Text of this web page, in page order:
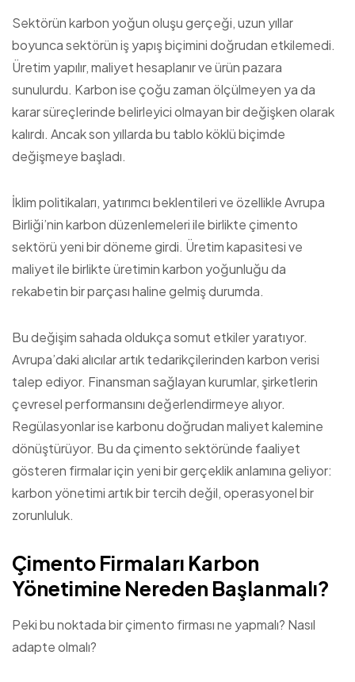
Sektörün karbon yoğun oluşu gerçeği, uzun yıllar
boyunca sektörün iş yapış biçimini doğrudan etkilemedi.
Üretim yapılır, maliyet hesaplanır ve ürün pazara
sunulurdu. Karbon ise çoğu zaman ölçülmeyen ya da
karar süreçlerinde belirleyici olmayan bir değişken olarak
kalırdı. Ancak son yıllarda bu tablo köklü biçimde
değişmeye başladı.
İklim politikaları, yatırımcı beklentileri ve özellikle Avrupa
Birliği’nin karbon düzenlemeleri ile birlikte çimento
sektörü yeni bir döneme girdi. Üretim kapasitesi ve
maliyet ile birlikte üretimin karbon yoğunluğu da
rekabetin bir parçası haline gelmiş durumda.
Bu değişim sahada oldukça somut etkiler yaratıyor.
Avrupa’daki alıcılar artık tedarikçilerinden karbon verisi
talep ediyor. Finansman sağlayan kurumlar, şirketlerin
çevresel performansını değerlendirmeye alıyor.
Regülasyonlar ise karbonu doğrudan maliyet kalemine
dönüştürüyor. Bu da çimento sektöründe faaliyet
gösteren firmalar için yeni bir gerçeklik anlamına geliyor:
karbon yönetimi artık bir tercih değil, operasyonel bir
zorunluluk.
Çimento Firmaları Karbon
Yönetimine Nereden Başlanmalı?
Peki bu noktada bir çimento firması ne yapmalı? Nasıl
adapte olmalı?